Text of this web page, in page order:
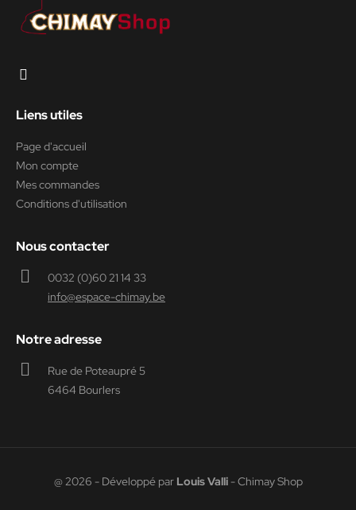
Liens utiles
Page d'accueil
Mon compte
Mes commandes
Conditions d'utilisation
Nous contacter
0032 (0)60 21 14 33
info@espace-chimay.be
Notre adresse
Rue de Poteaupré 5
6464 Bourlers
@ 2026 - Développé par Louis Valli- Chimay Shop